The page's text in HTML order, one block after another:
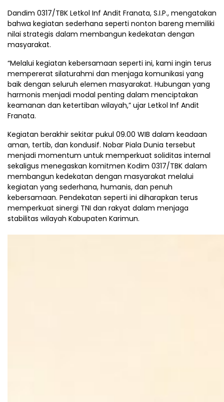
Dandim 0317/TBK Letkol Inf Andit Franata, S.I.P., mengatakan
bahwa kegiatan sederhana seperti nonton bareng memiliki
nilai strategis dalam membangun kedekatan dengan
masyarakat.
“Melalui kegiatan kebersamaan seperti ini, kami ingin terus
mempererat silaturahmi dan menjaga komunikasi yang
baik dengan seluruh elemen masyarakat. Hubungan yang
harmonis menjadi modal penting dalam menciptakan
keamanan dan ketertiban wilayah,” ujar Letkol Inf Andit
Franata.
Kegiatan berakhir sekitar pukul 09.00 WIB dalam keadaan
aman, tertib, dan kondusif. Nobar Piala Dunia tersebut
menjadi momentum untuk memperkuat soliditas internal
sekaligus menegaskan komitmen Kodim 0317/TBK dalam
membangun kedekatan dengan masyarakat melalui
kegiatan yang sederhana, humanis, dan penuh
kebersamaan. Pendekatan seperti ini diharapkan terus
memperkuat sinergi TNI dan rakyat dalam menjaga
stabilitas wilayah Kabupaten Karimun.